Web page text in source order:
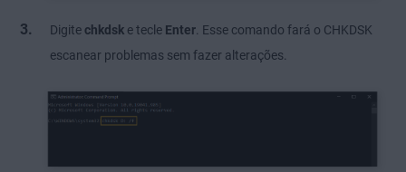
Digite chkdsk e tecle Enter . Esse comando fará o CHKDSK
escanear problemas sem fazer alterações.